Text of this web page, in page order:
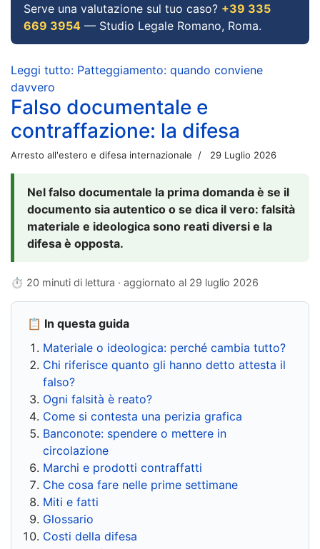
Serve una valutazione sul tuo caso? +39 335
669 3954 — Studio Legale Romano, Roma.
Leggi tutto: Patteggiamento: quando conviene
davvero
Falso documentale e
contraffazione: la difesa
Arresto all'estero e difesa internazionale 29 Luglio 2026
Nel falso documentale la prima domanda è se il
documento sia autentico o se dica il vero: falsità
materiale e ideologica sono reati diversi e la
difesa è opposta.
⏱ 20 minuti di lettura · aggiornato al 29 luglio 2026
📋 In questa guida
Materiale o ideologica: perché cambia tutto?
Chi riferisce quanto gli hanno detto attesta il
falso?
Ogni falsità è reato?
Come si contesta una perizia grafica
Banconote: spendere o mettere in
circolazione
Marchi e prodotti contraffatti
Che cosa fare nelle prime settimane
Miti e fatti
Glossario
Costi della difesa